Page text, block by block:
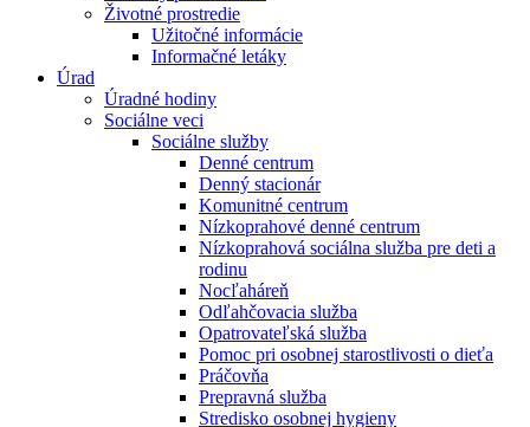
Životné prostredie
Užitočné informácie
Informačné letáky
Úrad
Úradné hodiny
Sociálne veci
Sociálne služby
Denné centrum
Denný stacionár
Komunitné centrum
Nízkoprahové denné centrum
Nízkoprahová sociálna služba pre deti a
rodinu
Nocľaháreň
Odľahčovacia služba
Opatrovateľská služba
Pomoc pri osobnej starostlivosti o dieťa
Práčovňa
Prepravná služba
Stredisko osobnej hygieny